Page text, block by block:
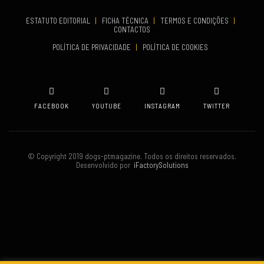
ESTATUTO EDITORIAL | FICHA TÉCNICA | TERMOS E CONDIÇÕES
|
CONTACTOS
POLÍTICA DE PRIVACIDADE
| POLÍTICA DE COOKIES
FACEBOOK YOUTUBE INSTAGRAM TWITTER
© Copyright 2019 dogs-ptmagazine. Todos os direitos reservados.
Desenvolvido poriFactorySolutions